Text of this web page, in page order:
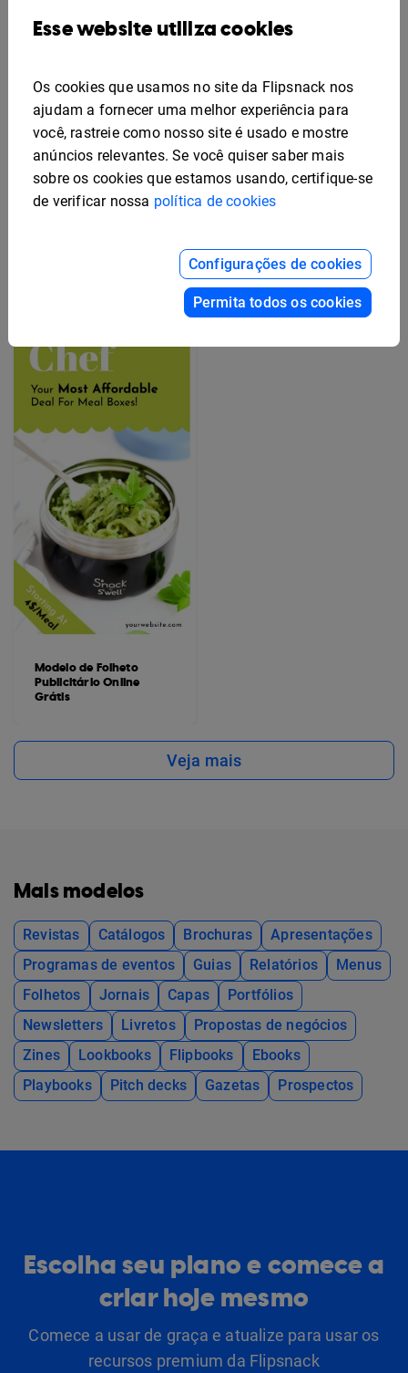
Modelo de Flyer de
Benefícios para
Funcionários Editável
Modelo de Folheto
Publicitário Online
Grátis
Veja mais
Mais modelos
Revistas Catálogos Brochuras
Apresentações
Programas de eventos
Guias Relatórios
Menus
Folhetos
Jornais Capas
Portfólios
Newsletters
Livretos
Propostas de negócios
Zines
Lookbooks Flipbooks
Ebooks
Playbooks
Pitch decks Gazetas Prospectos
Escolha seu plano e comece a
criar hoje mesmo
Comece a usar de graça e atualize para usar os
recursos premium da Flipsnack
Esse website utiliza cookies
Os cookies que usamos no site da Flipsnack nos
ajudam a fornecer uma melhor experiência para
você, rastreie como nosso site é usado e mostre
anúncios relevantes. Se você quiser saber mais
sobre os cookies que estamos usando, certifique-se
de verificar nossa política de cookies
Configurações de cookies
Permita todos os cookies